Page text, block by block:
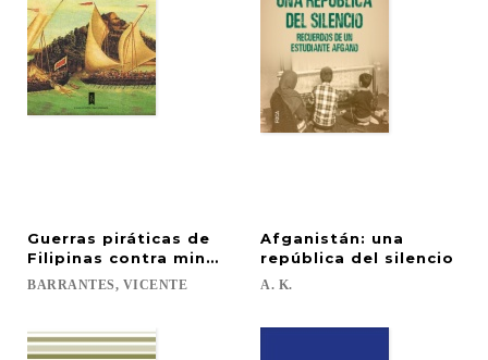
Guerras piráticas de
Filipinas contra mindanaos y jolanos
BARRANTES, VICENTE
Afganistán: una
república del silencio
A. K.